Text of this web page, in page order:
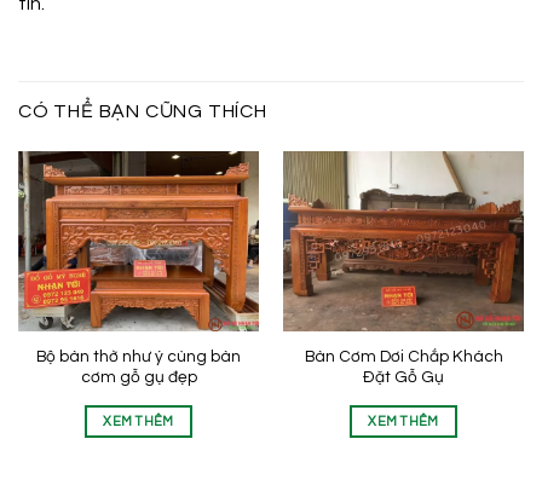
CÓ THỂ BẠN CŨNG THÍCH
Bộ bàn thờ như ý cùng bàn
cơm gỗ gụ đẹp
XEM THÊM
Bàn Cơm Dơi Chắp Khách
Đặt Gỗ Gụ
XEM THÊM